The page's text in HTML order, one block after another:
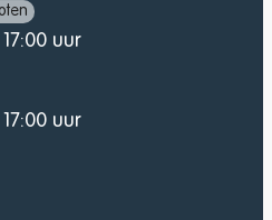
17:00 uur
17:00 uur